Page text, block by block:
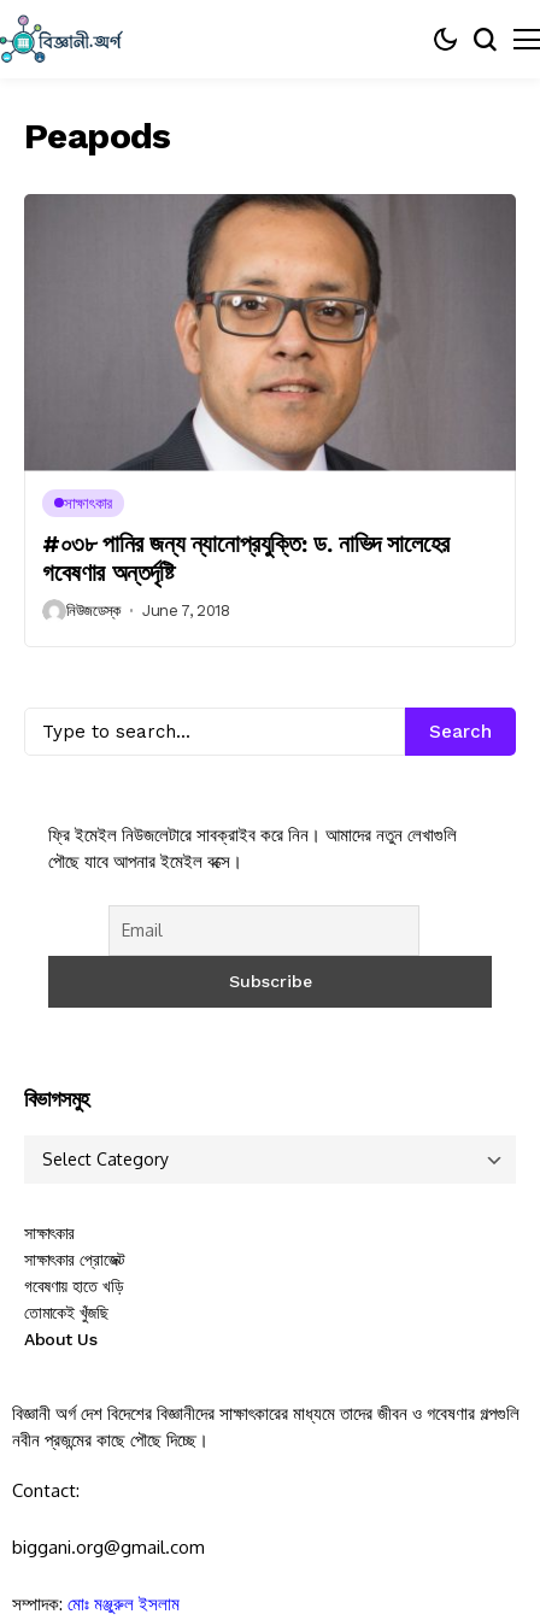
Peapods
সাক্ষাৎকার
#০৩৮ পানির জন্য ন্যানোপ্রযুক্তি: ড. নাভিদ সালেহের
গবেষণার অন্তর্দৃষ্টি
নিউজডেস্ক June 7, 2018
Search
ফ্রি ইমেইল নিউজলেটারে সাবক্রাইব করে নিন। আমাদের নতুন লেখাগুলি
পৌছে যাবে আপনার ইমেইল বক্সে।
বিভাগসমুহ
সাক্ষাৎকার
সাক্ষাৎকার প্রোজেক্ট
গবেষণায় হাতে খড়ি
তোমাকেই খুঁজছি
About Us
বিজ্ঞানী অর্গ দেশ বিদেশের বিজ্ঞানীদের সাক্ষাৎকারের মাধ্যমে তাদের জীবন ও গবেষণার গল্পগুলি
নবীন প্রজন্মের কাছে পৌছে দিচ্ছে।
Contact:
biggani.org@gmail.com
সম্পাদক: মোঃ মঞ্জুরুল ইসলাম